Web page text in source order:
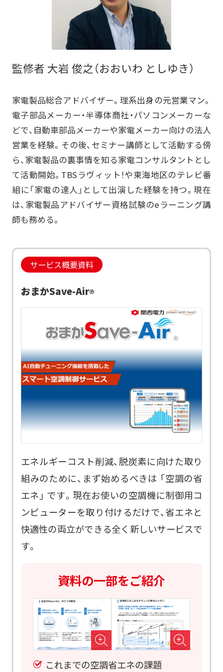
監修者 大岩 俊之（おおいわ としゆき）
家電製品総合アドバイザー。理系出身の元営業マン。
電子部品メーカー・半導体商社・パソコンメーカーな
どで、自動車部品メーカーや家電メーカー向けの法人
営業を経験。その後、セミナー講師として活動する傍
ら、家電製品の裏事情を知る家電コンサルタントとし
て活動開始。TBSラヴィット！や東海地区のテレビ番
組に「家電の達人」として出演した経験を持つ。現在
は、家電製品アドバイザー資格試験のeラーニング講
師も務める。
サービス概要資料
おまかSave-Air®
エネルギーコスト削減、脱炭素に向けた取り
組みのために、まず始めるべきは 「空調の省
エネ」 です。現在お使いの空調機に制御用コ
ンピューターを取り付けるだけで、省エネと
快適性の両立ができる全く新しいサービスで
す。
資料の一部をご紹介
これまでの空調省エネの課題